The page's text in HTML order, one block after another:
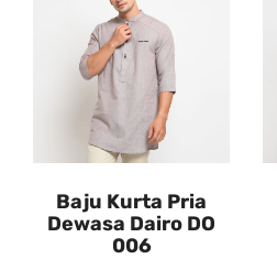
Baju Kurta Pria
Dewasa Dairo DO
006